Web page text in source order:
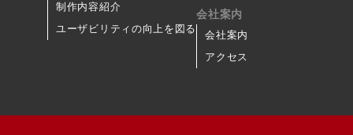
制作内容紹介
ユーザビリティの向上を図る
会社案内
会社案内
アクセス